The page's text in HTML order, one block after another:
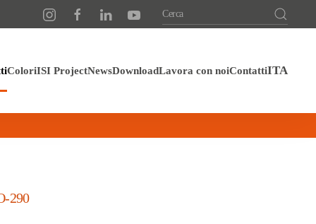
ColoriISI ProjectNewsDownloadLavora con noiContatti
290